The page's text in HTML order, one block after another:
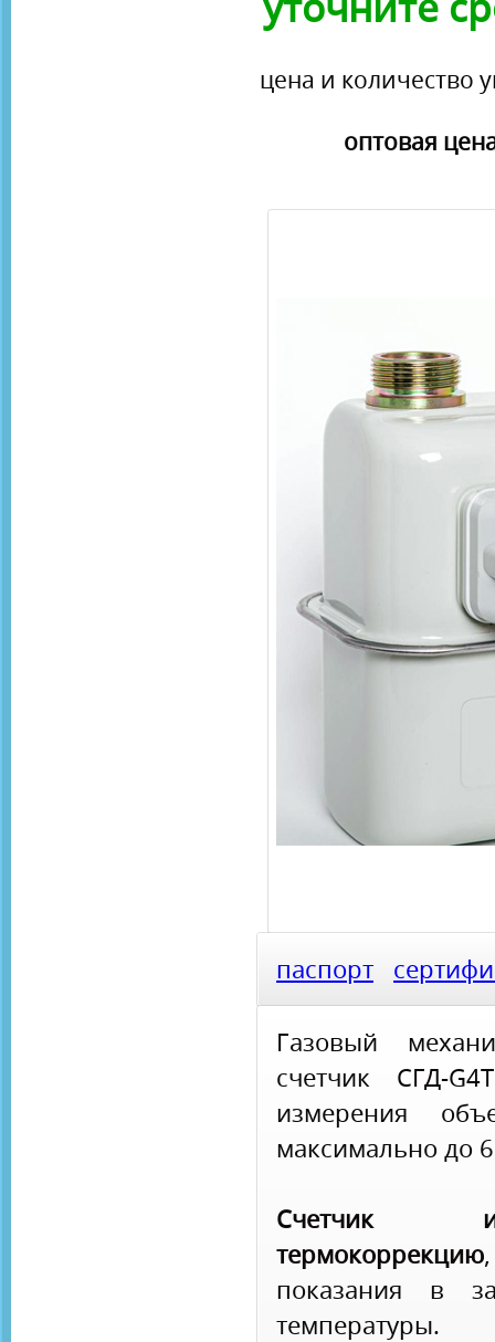
цена и количество
оптовая
паспорт
Газовый
счетчик СГД-
измерения
максимально до
Счетчик
термокоррекцию
показания в
температуры.